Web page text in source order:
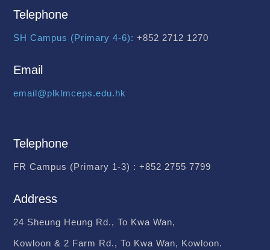
Telephone
SH Campus (Primary 4-6): +852 2712 1270
Email
email@plklmceps.edu.hk
Telephone
FR Campus (Primary 1-3) : +852 2755 7799
Address
24 Sheung Heung Rd., To Kwa Wan,
Kowloon & 2 Farm Rd., To Kwa Wan, Kowloon.